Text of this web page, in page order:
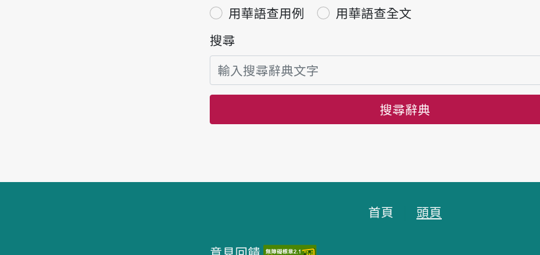
用華語查用例
用華語查全文
搜尋
搜尋辭典
首頁 頭頁